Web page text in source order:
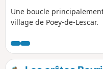
Une boucle
village de Poey-de-Lescar.